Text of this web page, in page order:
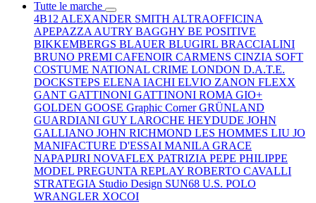
Tutte le marche
4B12 ALEXANDER SMITH ALTRAOFFICINA
APEPAZZA AUTRY BAGGHY BE POSITIVE
BIKKEMBERGS BLAUER BLUGIRL BRACCIALINI
BRUNO PREMI CAFENOIR CARMENS CINZIA SOFT
COSTUME NATIONAL CRIME LONDON D.A.T.E.
DOCKSTEPS ELENA IACHI ELVIO ZANON FLEXX
GANT GATTINONI GATTINONI ROMA GIO+
GOLDEN GOOSE Graphic CornerGRÜNLAND
GUARDIANI GUY LAROCHE HEYDUDE JOHN
GALLIANO JOHN RICHMOND LES HOMMES LIU JO
MANIFACTURE D'ESSAI MANILA GRACE
NAPAPIJRI NOVAFLEX PATRIZIA PEPE PHILIPPE
MODEL PREGUNTA REPLAY ROBERTO CAVALLI
STRATEGIA Studio Design SUN68 U.S. POLO
WRANGLER XOCOI